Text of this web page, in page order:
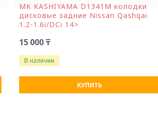
MK KASHIYAMA D1341M колодки
дисковые задние Nissan Qashqai
1.2-1.6i/DCi 14>
15 000 ₸
В наличии
КУПИТЬ